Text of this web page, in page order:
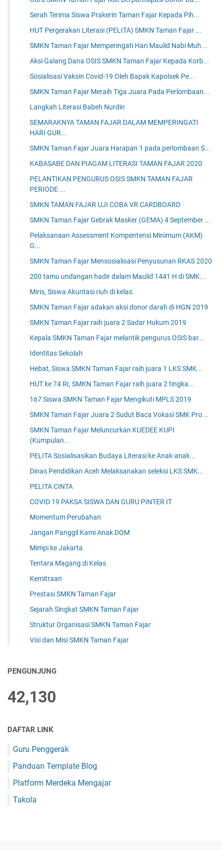
Serah Terima Siswa Prakerin Taman Fajar Kepada Pih...
HUT Pergerakan Literasi (PELITA) SMKN Taman Fajar ...
SMKN Taman Fajar Memperingati Hari Maulid Nabi Muh...
Aksi Galang Dana OSIS SMKN Taman Fajar Kepada Korb...
Sosialisasi Vaksin Covid-19 Oleh Bapak Kapolsek Pe...
SMKN Taman Fajar Meraih Tiga Juara Pada Perlombaan...
Langkah Literasi Babeh Nurdin
SEMARAKNYA TAMAN FAJAR DALAM MEMPERINGATI
HARI GUR...
SMKN Taman Fajar Juara Harapan 1 pada perlombaan S...
KABASABE DAN PIAGAM LITERASI TAMAN FAJAR 2020
PELANTIKAN PENGURUS OSIS SMKN TAMAN FAJAR
PERIODE ...
SMKN TAMAN FAJAR UJI COBA VR CARDBOARD
SMKN Taman Fajar Gebrak Masker (GEMA) 4 September ...
Pelaksanaan Assessment Kompentensi Minimum (AKM)
G...
SMKN Taman Fajar Mensosialisasi Penyusunan RKAS 2020
200 tamu undangan hadir dalam Maulid 1441 H di SMK...
Miris, Siswa Akuntasi riuh di kelas
SMKN Taman Fajar adakan aksi donor darah di HGN 2019
SMKN Taman Fajar raih juara 2 Sadar Hukum 2019
Kepala SMKN Taman Fajar melantik pengurus OSIS bar...
Identitas Sekolah
Hebat, Siswa SMKN Taman Fajar raih juara 1 LKS SMK...
HUT ke 74 RI, SMKN Taman Fajar raih juara 2 tingka...
167 Siswa SMKN Taman Fajar Mengikuti MPLS 2019
SMKN Taman Fajar Juara 2 Sudut Baca Vokasi SMK Pro...
SMKN Taman Fajar Meluncurkan KUEDEE KUPI
(Kumpulan...
PELITA Sosialisasikan Budaya Literasi ke Anak-anak...
Dinas Pendidikan Aceh Melaksanakan seleksi LKS SMK...
PELITA CINTA
COVID 19 PAKSA SISWA DAN GURU PINTER IT
Momentum Perubahan
Jangan Panggil Kami Anak DOM
Mimpi ke Jakarta
Tentara Magang di Kelas
Kemitraan
Prestasi SMKN Taman Fajar
Sejarah Singkat SMKN Taman Fajar
Struktur Organisasi SMKN Taman Fajar
Visi dan Misi SMKN Taman Fajar
PENGUNJUNG
42,130
DAFTAR LINK
Guru Penggerak
Panduan Template Blog
Platform Merdeka Mengajar
Takola